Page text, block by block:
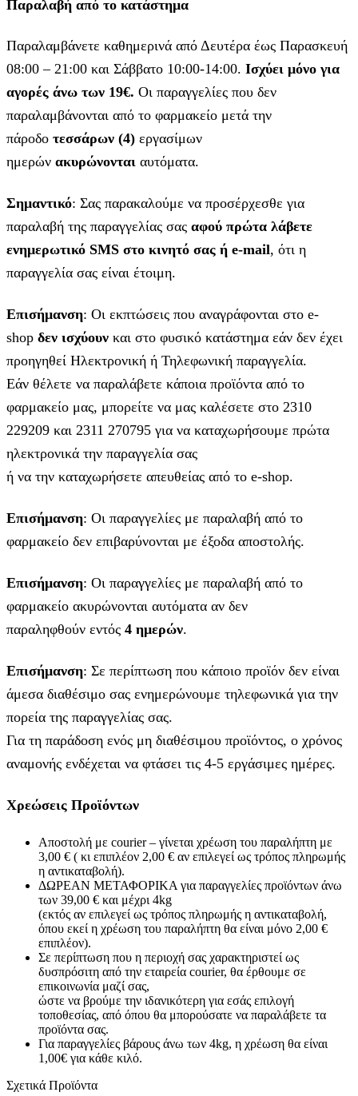
Παραλαβή από το κατάστημα
Παραλαμβάνετε καθημερινά από Δευτέρα έως Παρασκευή
08:00 – 21:00 και Σάββατο 10:00-14:00. Ισχύει μόνο για
αγορές άνω των 19€. Οι παραγγελίες που δεν
παραλαμβάνονται από το φαρμακείο μετά την
πάροδο τεσσάρων (4) εργασίμων
ημερών ακυρώνονται αυτόματα.
Σημαντικό: Σας παρακαλούμε να προσέρχεσθε για
παραλαβή της παραγγελίας σας αφού πρώτα λάβετε
ενημερωτικό SMS στο κινητό σας ή e-mail, ότι η
παραγγελία σας είναι έτοιμη.
Επισήμανση: Οι εκπτώσεις που αναγράφονται στο e-
shop δεν ισχύουν και στο φυσικό κατάστημα εάν δεν έχει
προηγηθεί Ηλεκτρονική ή Τηλεφωνική παραγγελία.
Εάν θέλετε να παραλάβετε κάποια προϊόντα από το
φαρμακείο μας, μπορείτε να μας καλέσετε στο 2310
229209 και 2311 270795 για να καταχωρήσουμε πρώτα
ηλεκτρονικά την παραγγελία σας
ή να την καταχωρήσετε απευθείας από το e-shop.
Επισήμανση: Οι παραγγελίες με παραλαβή από το
φαρμακείο δεν επιβαρύνονται με έξοδα αποστολής.
Επισήμανση: Οι παραγγελίες με παραλαβή από το
φαρμακείο ακυρώνονται αυτόματα αν δεν
παραληφθούν εντός 4 ημερών.
Επισήμανση: Σε περίπτωση που κάποιο προϊόν δεν είναι
άμεσα διαθέσιμο σας ενημερώνουμε τηλεφωνικά για την
πορεία της παραγγελίας σας.
Για τη παράδοση ενός μη διαθέσιμου προϊόντος, ο χρόνος
αναμονής ενδέχεται να φτάσει τις 4-5 εργάσιμες ημέρες.
Χρεώσεις Προϊόντων
Αποστολή με courier – γίνεται χρέωση του παραλήπτη με
3,00 € ( κι επιπλέον 2,00 € αν επιλεγεί ως τρόπος πληρωμής
η αντικαταβολή).
ΔΩΡΕΑΝ ΜΕΤΑΦΟΡΙΚΑ για παραγγελίες προϊόντων άνω
των 39,00 € και μέχρι 4kg
(εκτός αν επιλεγεί ως τρόπος πληρωμής η αντικαταβολή,
όπου εκεί η χρέωση του παραλήπτη θα είναι μόνο 2,00 €
επιπλέον).
Σε περίπτωση που η περιοχή σας χαρακτηριστεί ως
δυσπρόσιτη από την εταιρεία courier, θα έρθουμε σε
επικοινωνία μαζί σας,
ώστε να βρούμε την ιδανικότερη για εσάς επιλογή
τοποθεσίας, από όπου θα μπορούσατε να παραλάβετε τα
προϊόντα σας.
Για παραγγελίες βάρους άνω των 4kg, η χρέωση θα είναι
1,00€ για κάθε κιλό.
Σχετικά Προϊόντα